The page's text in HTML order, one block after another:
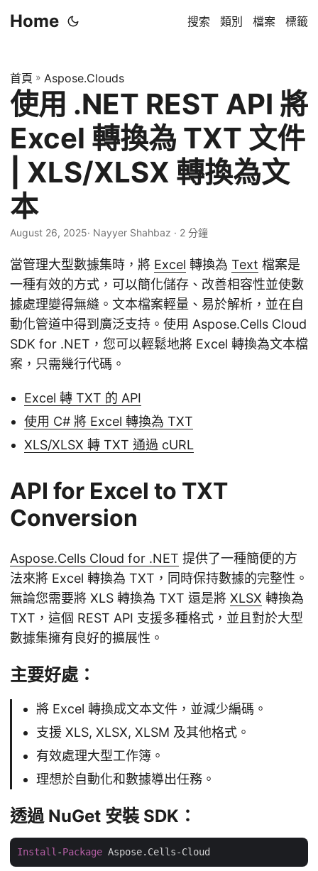
Home 搜索 類別 檔案 標籤
首頁 » Aspose.Clouds
使用 .NET REST API 將
Excel 轉換為 TXT 文件
| XLS/XLSX 轉換為文
本
August 26, 2025· Nayyer Shahbaz · 2 分鐘
當管理大型數據集時，將 Excel 轉換為 Text 檔案是
一種有效的方式，可以簡化儲存、改善相容性並使數
據處理變得無縫。文本檔案輕量、易於解析，並在自
動化管道中得到廣泛支持。使用 Aspose.Cells Cloud
SDK for .NET，您可以輕鬆地將 Excel 轉換為文本檔
案，只需幾行代碼。
Excel 轉 TXT 的 API
使用 C# 將 Excel 轉換為 TXT
XLS/XLSX 轉 TXT 通過 cURL
API for Excel to TXT
Conversion
Aspose.Cells Cloud for .NET 提供了一種簡便的方
法來將 Excel 轉換為 TXT，同時保持數據的完整性。
無論您需要將 XLS 轉換為 TXT 還是將 XLSX 轉換為
TXT，這個 REST API 支援多種格式，並且對於大型
數據集擁有良好的擴展性。
主要好處：
將 Excel 轉換成文本文件，並減少編碼。
支援 XLS, XLSX, XLSM 及其他格式。
有效處理大型工作簿。
理想於自動化和數據導出任務。
透過 NuGet 安裝 SDK：
Install -Package